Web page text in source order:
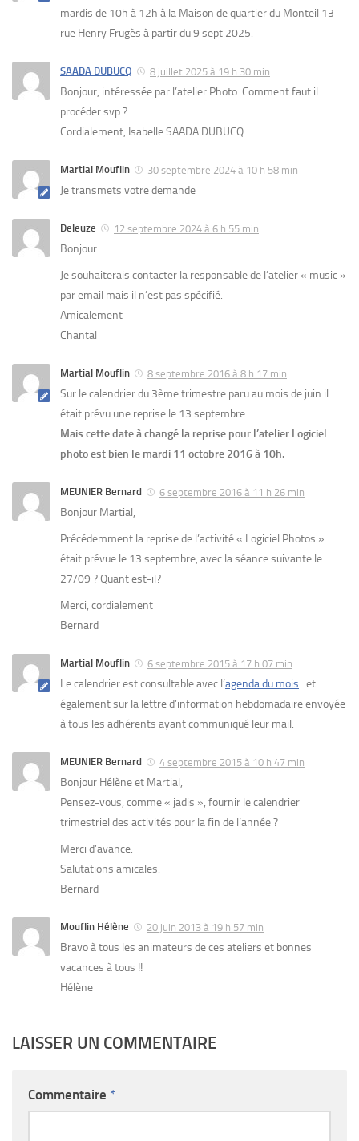
mardis de 10h à 12h à la Maison de quartier du Monteil 13
rue Henry Frugès à partir du 9 sept 2025.
SAADA DUBUCQ 8 juillet 2025 à 19 h 30 min
Bonjour, intéressée par l’atelier Photo. Comment faut il
procéder svp ?
Cordialement, Isabelle SAADA DUBUCQ
Martial Mouflin 30 septembre 2024 à 10 h 58 min
Je transmets votre demande
Deleuze 12 septembre 2024 à 6 h 55 min
Bonjour
Je souhaiterais contacter la responsable de l’atelier « music »
par email mais il n’est pas spécifié.
Amicalement
Chantal
Martial Mouflin 8 septembre 2016 à 8 h 17 min
Sur le calendrier du 3ème trimestre paru au mois de juin il
était prévu une reprise le 13 septembre.
Mais cette date à changé la reprise pour l’atelier Logiciel
photo est bien le mardi 11 octobre 2016 à 10h.
MEUNIER Bernard 6 septembre 2016 à 11 h 26 min
Bonjour Martial,
Précédemment la reprise de l’activité « Logiciel Photos »
était prévue le 13 septembre, avec la séance suivante le
27/09 ? Quant est-il?
Merci, cordialement
Bernard
Martial Mouflin 6 septembre 2015 à 17 h 07 min
Le calendrier est consultable avec l’agenda du mois : et
également sur la lettre d’information hebdomadaire envoyée
à tous les adhérents ayant communiqué leur mail.
MEUNIER Bernard 4 septembre 2015 à 10 h 47 min
Bonjour Hélène et Martial,
Pensez-vous, comme « jadis », fournir le calendrier
trimestriel des activités pour la fin de l’année ?
Merci d’avance.
Salutations amicales.
Bernard
Mouflin Hélène 20 juin 2013 à 19 h 57 min
Bravo à tous les animateurs de ces ateliers et bonnes
vacances à tous !!
Hélène
LAISSER UN COMMENTAIRE
Commentaire *